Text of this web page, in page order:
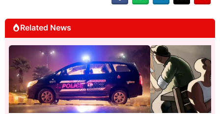
Related News